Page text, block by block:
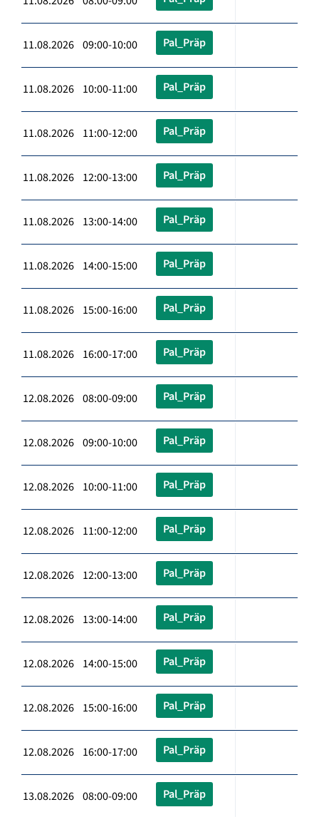
11.08.2026 09:00-10:00 Pal_Präp
11.08.2026 10:00-11:00 Pal_Präp
11.08.2026 11:00-12:00 Pal_Präp
11.08.2026 12:00-13:00 Pal_Präp
11.08.2026 13:00-14:00 Pal_Präp
11.08.2026 14:00-15:00 Pal_Präp
11.08.2026 15:00-16:00 Pal_Präp
11.08.2026 16:00-17:00 Pal_Präp
12.08.2026 08:00-09:00 Pal_Präp
12.08.2026 09:00-10:00 Pal_Präp
12.08.2026 10:00-11:00 Pal_Präp
12.08.2026 11:00-12:00 Pal_Präp
12.08.2026 12:00-13:00 Pal_Präp
12.08.2026 13:00-14:00 Pal_Präp
12.08.2026 14:00-15:00 Pal_Präp
12.08.2026 15:00-16:00 Pal_Präp
12.08.2026 16:00-17:00 Pal_Präp
13.08.2026 08:00-09:00 Pal_Präp